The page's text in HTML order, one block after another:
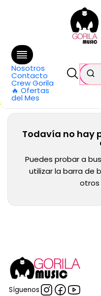
Nosotros
Contacto
Crew Gorila
🔥 Ofertas
del Mes
GRATIS
en Santiago y
Vientos
Todavía no hay
Puedes probar a
utilizar la barra de
otros
Síguenos